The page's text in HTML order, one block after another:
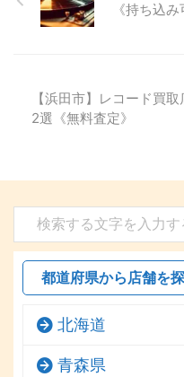
《持ち込み
【浜田市】レコード買
2選《無料査定》
都道府県から店舗を
北海道
青森県